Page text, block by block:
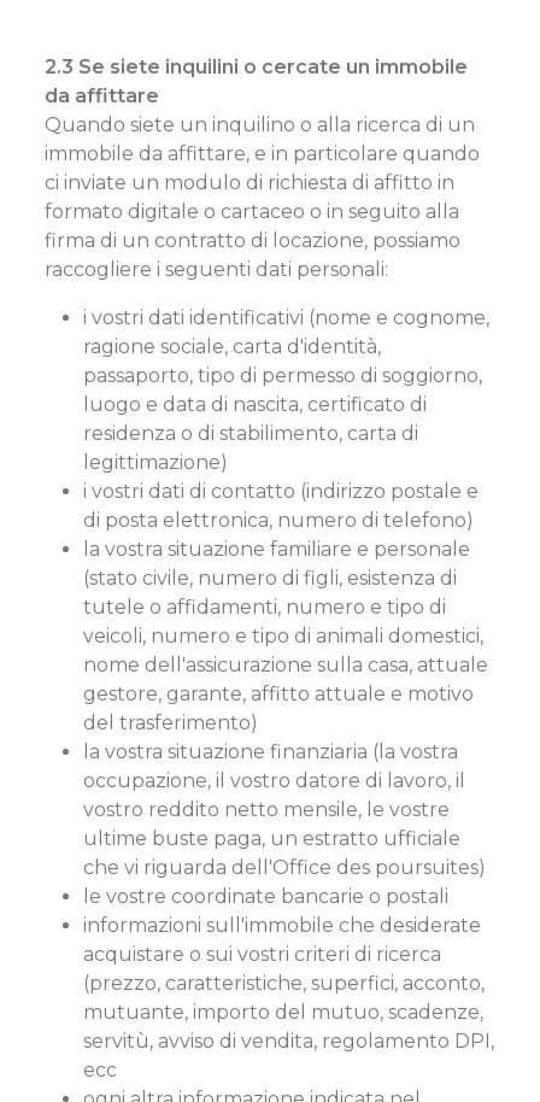
2.3 Se siete inquilini o cercate un immobile
da affittare
Quando siete un inquilino o alla ricerca di un
immobile da affittare, e in particolare quando
ci inviate un modulo di richiesta di affitto in
formato digitale o cartaceo o in seguito alla
firma di un contratto di locazione, possiamo
raccogliere i seguenti dati personali:
i vostri dati identificativi (nome e cognome,
ragione sociale, carta d'identità,
passaporto, tipo di permesso di soggiorno,
luogo e data di nascita, certificato di
residenza o di stabilimento, carta di
legittimazione)
i vostri dati di contatto (indirizzo postale e
di posta elettronica, numero di telefono)
la vostra situazione familiare e personale
(stato civile, numero di figli, esistenza di
tutele o affidamenti, numero e tipo di
veicoli, numero e tipo di animali domestici,
nome dell'assicurazione sulla casa, attuale
gestore, garante, affitto attuale e motivo
del trasferimento)
la vostra situazione finanziaria (la vostra
occupazione, il vostro datore di lavoro, il
vostro reddito netto mensile, le vostre
ultime buste paga, un estratto ufficiale
che vi riguarda dell'Office des poursuites)
le vostre coordinate bancarie o postali
informazioni sull'immobile che desiderate
acquistare o sui vostri criteri di ricerca
(prezzo, caratteristiche, superfici, acconto,
mutuante, importo del mutuo, scadenze,
servitù, avviso di vendita, regolamento DPI,
ecc